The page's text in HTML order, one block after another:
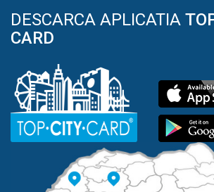
DESCARCA APLICATIA
CARD